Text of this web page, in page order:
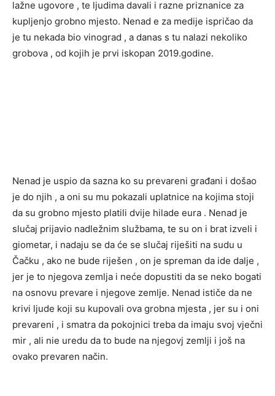
lažne ugovore , te ljudima davali i razne priznanice za
kupljenjo grobno mjesto. Nenad e za medije ispričao da
je tu nekada bio vinograd , a danas s tu nalazi nekoliko
grobova , od kojih je prvi iskopan 2019.godine.
Nenad je uspio da sazna ko su prevareni građani i došao
je do njih , a oni su mu pokazali uplatnice na kojima stoji
da su grobno mjesto platili dvije hilade eura . Nenad je
slučaj prijavio nadležnim službama, te su on i brat izveli i
giometar, i nadaju se da će se slučaj riješiti na sudu u
Čačku , ako ne bude riješen , on je spreman da ide dalje ,
jer je to njegova zemlja i neće dopustiti da se neko bogati
na osnovu prevare i njegove zemlje. Nenad ističe da ne
krivi ljude koji su kupovali ova grobna mjesta , jer su i oni
prevareni , i smatra da pokojnici treba da imaju svoj vječni
mir , ali nie uredu da to bude na njegovj zemlji i još na
ovako prevaren način.